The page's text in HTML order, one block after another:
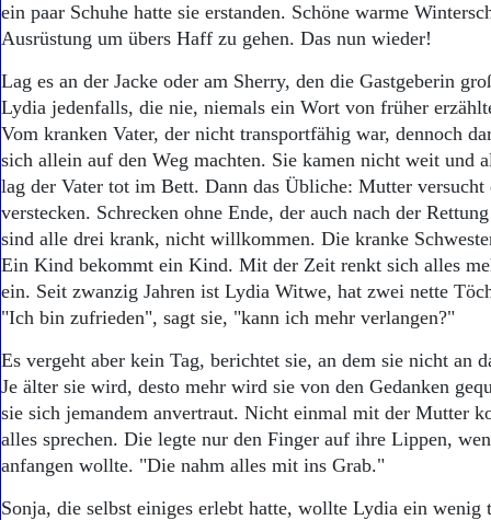
ein paar Schuhe hatte sie erstanden. Schöne warme
Ausrüstung um übers Haff zu gehen. Das nun wieder!
Lag es an der Jacke oder am Sherry, den die Gastgeberin
Lydia jedenfalls, die nie, niemals ein Wort von früher
Vom kranken Vater, der nicht transportfähig war, dennoch
sich allein auf den Weg machten. Sie kamen nicht weit und
lag der Vater tot im Bett. Dann das Übliche: Mutter versucht
verstecken. Schrecken ohne Ende, der auch nach der
sind alle drei krank, nicht willkommen. Die kranke
Ein Kind bekommt ein Kind. Mit der Zeit renkt sich alles
ein. Seit zwanzig Jahren ist Lydia Witwe, hat zwei nette
"Ich bin zufrieden", sagt sie, "kann ich mehr verlangen?"
Es vergeht aber kein Tag, berichtet sie, an dem sie nicht an
Je älter sie wird, desto mehr wird sie von den Gedanken
sie sich jemandem anvertraut. Nicht einmal mit der Mutter
alles sprechen. Die legte nur den Finger auf ihre Lippen,
anfangen wollte. "Die nahm alles mit ins Grab."
Sonja, die selbst einiges erlebt hatte, wollte Lydia ein